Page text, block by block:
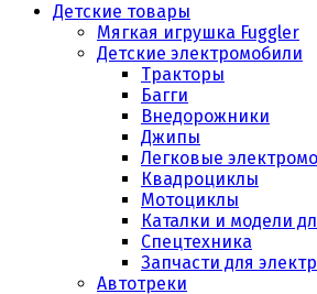
Детские товары
Мягкая игрушка Fuggler
Детские электромобили
Тракторы
Багги
Внедорожники
Джипы
Легковые
Квадроциклы
Мотоциклы
Каталки и модели
Спецтехника
Запчасти для
Автотреки